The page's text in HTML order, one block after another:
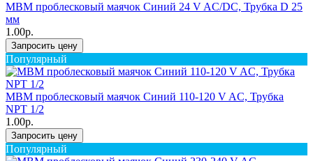
MBM проблесковый маячок Синий 24 V AC/DC, Трубка D 25
мм
1.00р.
Запросить цену
Популярный
MBM проблесковый маячок Синий 110-120 V AC, Трубка
NPT 1/2
1.00р.
Запросить цену
Популярный